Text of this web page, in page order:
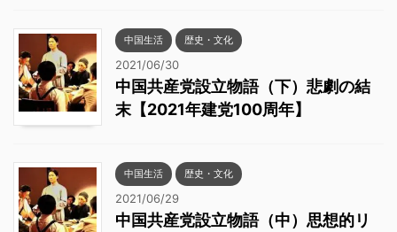
中国生活 歴史・文化
2021/06/30
中国共産党設立物語（下）悲劇の結
末【2021年建党100周年】
中国生活 歴史・文化
2021/06/29
中国共産党設立物語（中）思想的リ